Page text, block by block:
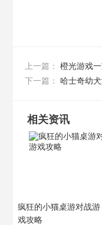
上一篇： 橙光游戏
下一篇： 哈士奇幼
相关资讯
疯狂的小猫桌游对战游
戏攻略